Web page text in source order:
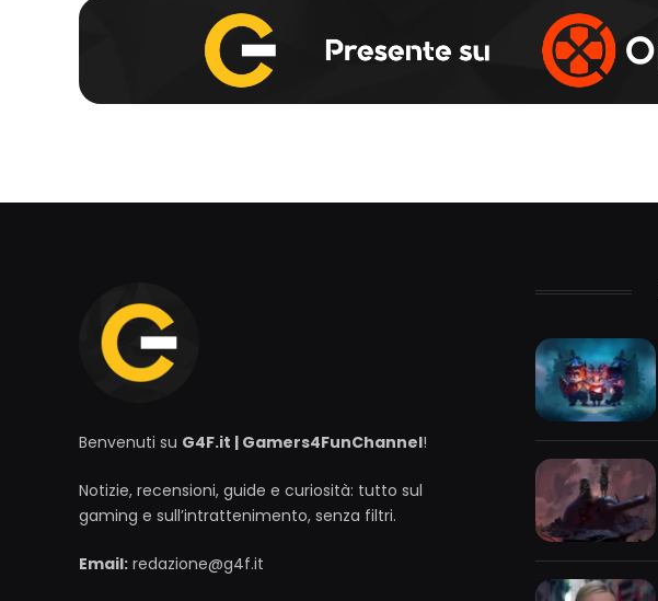
Benvenuti su G4F.it | Gamers4FunChannel!
Notizie, recensioni, guide e curiosità: tutto sul
gaming e sull’intrattenimento, senza filtri.
Email: redazione@g4f.it